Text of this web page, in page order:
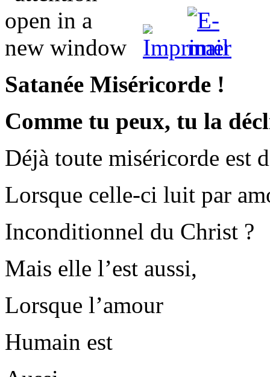
Satanée Miséricorde !
Comme tu peux, tu la
Déjà toute miséricorde est
Lorsque celle-ci luit par
Inconditionnel du Christ ?
Mais elle l’est aussi,
Lorsque l’amour
Humain est